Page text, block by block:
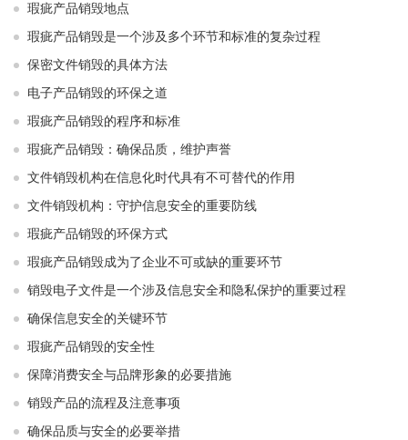
瑕疵产品销毁地点
瑕疵产品销毁是一个涉及多个环节和标准的复杂过程
保密文件销毁的具体方法
电子产品销毁的环保之道
瑕疵产品销毁的程序和标准
瑕疵产品销毁：确保品质，维护声誉
文件销毁机构在信息化时代具有不可替代的作用
文件销毁机构：守护信息安全的重要防线
瑕疵产品销毁的环保方式
瑕疵产品销毁成为了企业不可或缺的重要环节
销毁电子文件是一个涉及信息安全和隐私保护的重要过程
确保信息安全的关键环节
瑕疵产品销毁的安全性
保障消费安全与品牌形象的必要措施
销毁产品的流程及注意事项
确保品质与安全的必要举措